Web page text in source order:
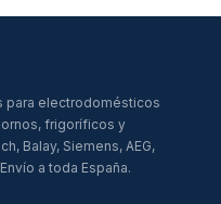
para electrodomésticos
frigoríficos y
Balay, Siemens, AEG,
a toda España.